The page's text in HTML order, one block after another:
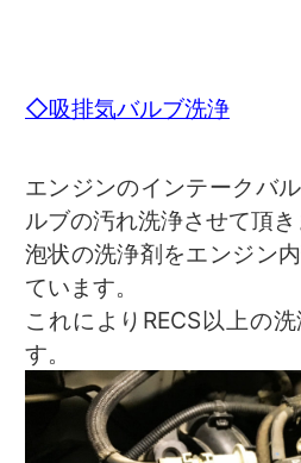
◇吸排気バルブ洗浄
エンジンのインテークバ
ルブの汚れ洗浄させて頂き
泡状の洗浄剤をエンジン
ています。
これによりRECS以上の
す。